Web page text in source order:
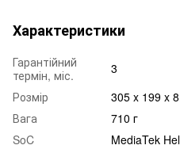
Характеристики
Гарантійний
термін, міс.
3
Розмір
305 x 199 x
Вага
710 г
SoC
MediaTek